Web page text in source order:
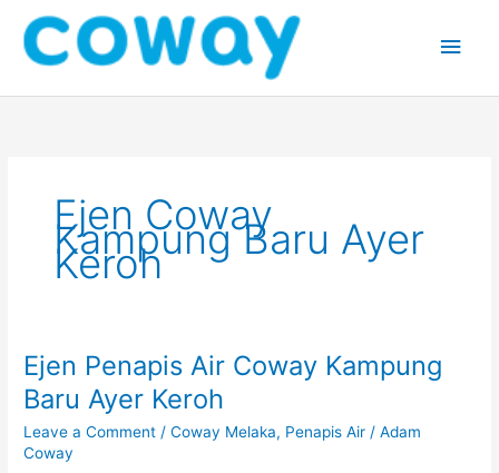
content
Ejen Coway
Kampung Baru Ayer
Keroh
Ejen Penapis Air Coway Kampung
Baru Ayer Keroh
Leave a Comment /Coway Melaka, Penapis Air /Adam
Coway
Ejen
Penapis
Air
Coway
Kampung